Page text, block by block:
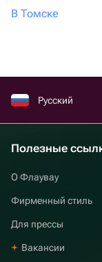
В Томске
Русский
Полезные
О Флаувау
Фирменный стиль
Для прессы
Вакансии